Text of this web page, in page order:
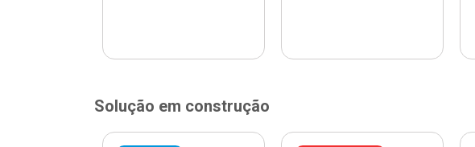
Solução em construção